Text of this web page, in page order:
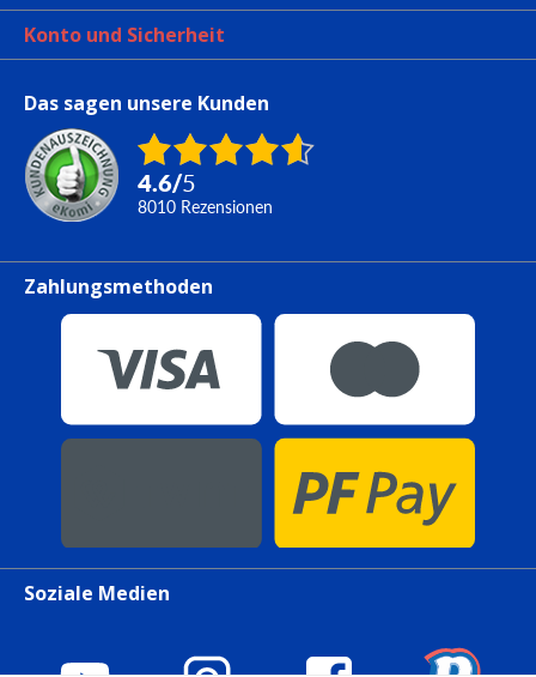
Konto und Sicherheit
Das sagen unsere Kunden
4.6/5
8010 Rezensionen
Zahlungsmethoden
Soziale Medien